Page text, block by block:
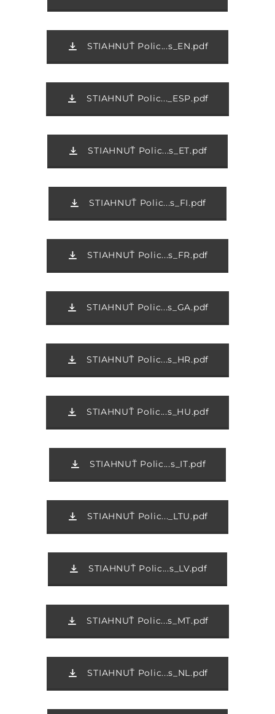
STIAHNUŤ Polic...s_EN.pdf
STIAHNUŤ Polic..._ESP.pdf
STIAHNUŤ Polic...s_ET.pdf
STIAHNUŤ Polic...s_FI.pdf
STIAHNUŤ Polic...s_FR.pdf
STIAHNUŤ Polic...s_GA.pdf
STIAHNUŤ Polic...s_HR.pdf
STIAHNUŤ Polic...s_HU.pdf
STIAHNUŤ Polic...s_IT.pdf
STIAHNUŤ Polic..._LTU.pdf
STIAHNUŤ Polic...s_LV.pdf
STIAHNUŤ Polic...s_MT.pdf
STIAHNUŤ Polic...s_NL.pdf